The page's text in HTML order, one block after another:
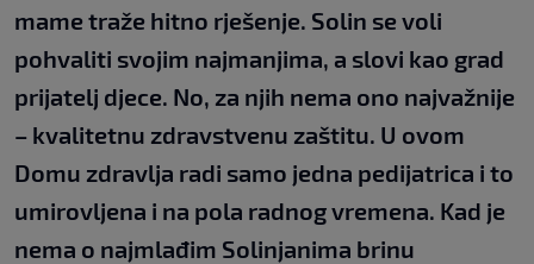
mame traže hitno rješenje. Solin se voli
pohvaliti svojim najmanjima, a slovi kao grad
prijatelj djece. No, za njih nema ono najvažnije
– kvalitetnu zdravstvenu zaštitu. U ovom
Domu zdravlja radi samo jedna pedijatrica i to
umirovljena i na pola radnog vremena. Kad je
nema o najmlađim Solinjanima brinu